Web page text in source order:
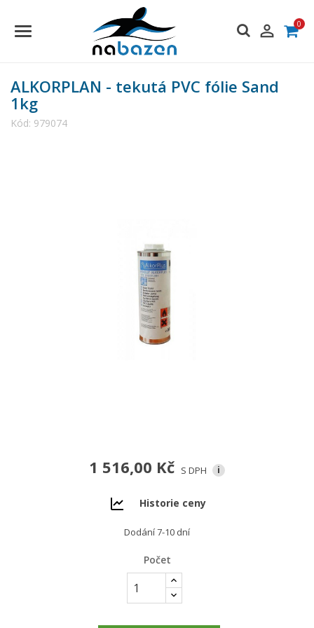
 0
ALKORPLAN - tekutá PVC fólie Sand
1kg
Kód: 979074
1 516,00 Kč S DPH i
Historie ceny
Dodání 7-10 dní
Počet